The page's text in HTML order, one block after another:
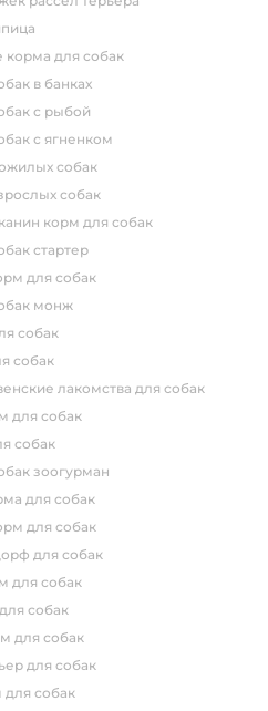
корма для собак
в банках
с рыбой
с ягненком
собак
собак
корм для собак
стартер
для собак
монж
собак
собак
лакомства для собак
для собак
собак
зоогурман
для собак
для собак
для собак
для собак
собак
для собак
для собак
для собак